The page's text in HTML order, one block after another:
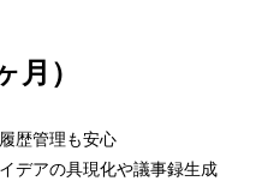
月）
歴管理も安心
イデアの具現化や議事録生成
介）
。